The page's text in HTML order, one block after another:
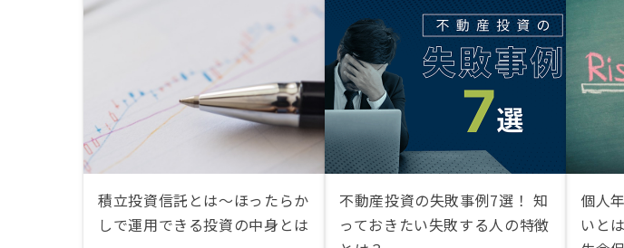
積立投資信託とは〜ほったらか
しで運用できる投資の中身とは
不動産投資の失敗事例7選！ 知
っておきたい失敗する人の特徴
個人
いと